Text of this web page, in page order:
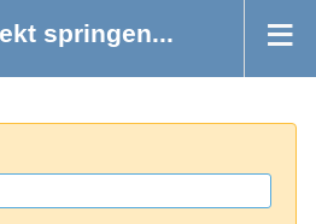
springen...